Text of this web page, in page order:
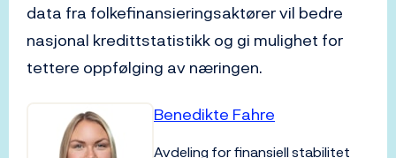
data fra folkefinansieringsaktører vil bedre
nasjonal kredittstatistikk og gi mulighet for
tettere oppfølging av næringen.
Benedikte Fahre
Avdeling for finansiell stabilitet